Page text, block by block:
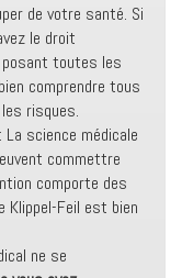
de votre santé. Si
le droit
posant toutes les
comprendre tous
risques.
: La science médicale
commettre
comporte des
Klippel-Feil est bien
ne se